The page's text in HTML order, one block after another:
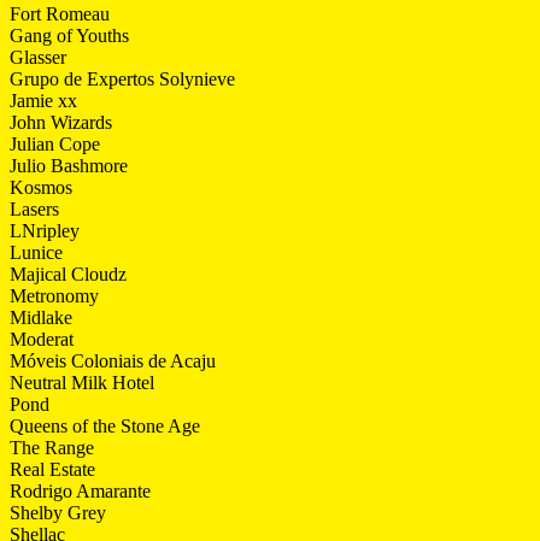
Fort Romeau
Gang of Youths
Glasser
Grupo de Expertos Solynieve
Jamie xx
John Wizards
Julian Cope
Julio Bashmore
Kosmos
Lasers
LNripley
Lunice
Majical Cloudz
Metronomy
Midlake
Moderat
Móveis Coloniais de Acaju
Neutral Milk Hotel
Pond
Queens of the Stone Age
The Range
Real Estate
Rodrigo Amarante
Shelby Grey
Shellac